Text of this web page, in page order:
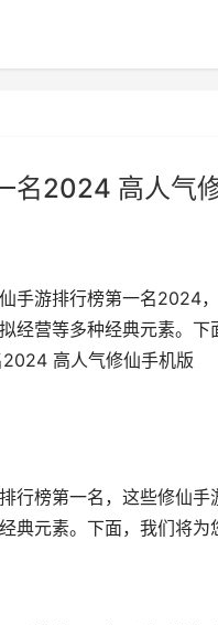
名2024 高人气
手游排行榜第一名2024
经营等多种经典元素。
高人气修仙手机版
行榜第一名，这些修仙
元素。下面，我们将为